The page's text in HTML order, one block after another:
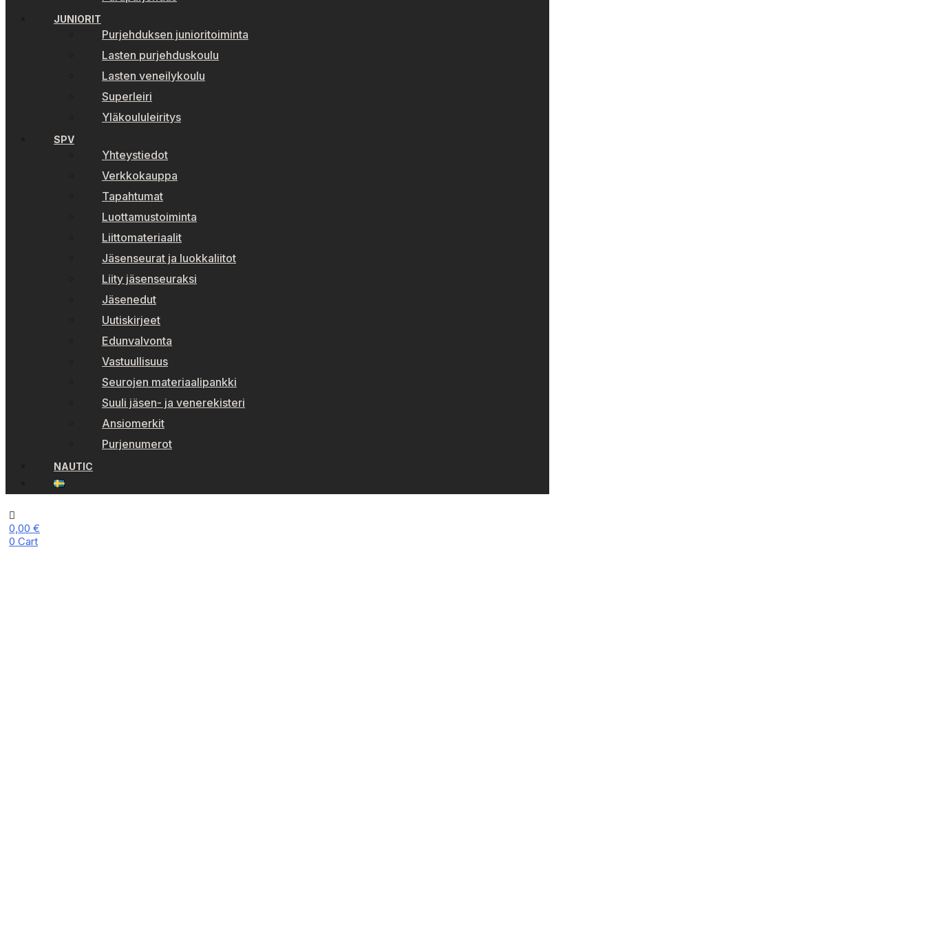
JUNIORIT
Purjehduksen junioritoiminta
Lasten purjehduskoulu
Lasten veneilykoulu
Superleiri
Yläkoululeiritys
SPV
Yhteystiedot
Verkkokauppa
Tapahtumat
Luottamustoiminta
Liittomateriaalit
Jäsenseurat ja luokkaliitot
Liity jäsenseuraksi
Jäsenedut
Uutiskirjeet
Edunvalvonta
Vastuullisuus
Seurojen materiaalipankki
Suuli jäsen- ja venerekisteri
Ansiomerkit
Purjenumerot
NAUTIC
0,00 €
0 Cart